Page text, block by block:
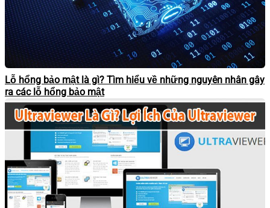
Lỗ hổng bảo mật là gì? Tìm hiểu về những nguyên nhân gây
ra các lỗ hổng bảo mật